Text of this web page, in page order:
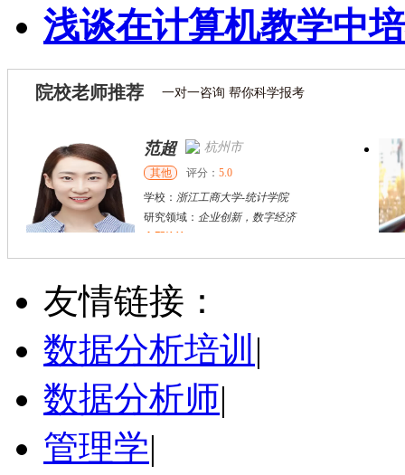
浅谈在计算机教学中
院校老师推荐 一对一咨询 帮你科学报考
范超 杭州市
其他 评分： 5.0
学校： 浙江工商大学-统计学院
研究领域： 企业创新，数字经济
立即咨询
戴稳胜 北京市
博导
学校：中国人民大学
立即咨询
友情链接：
数据分析培训 |
数据分析师|
管理学|